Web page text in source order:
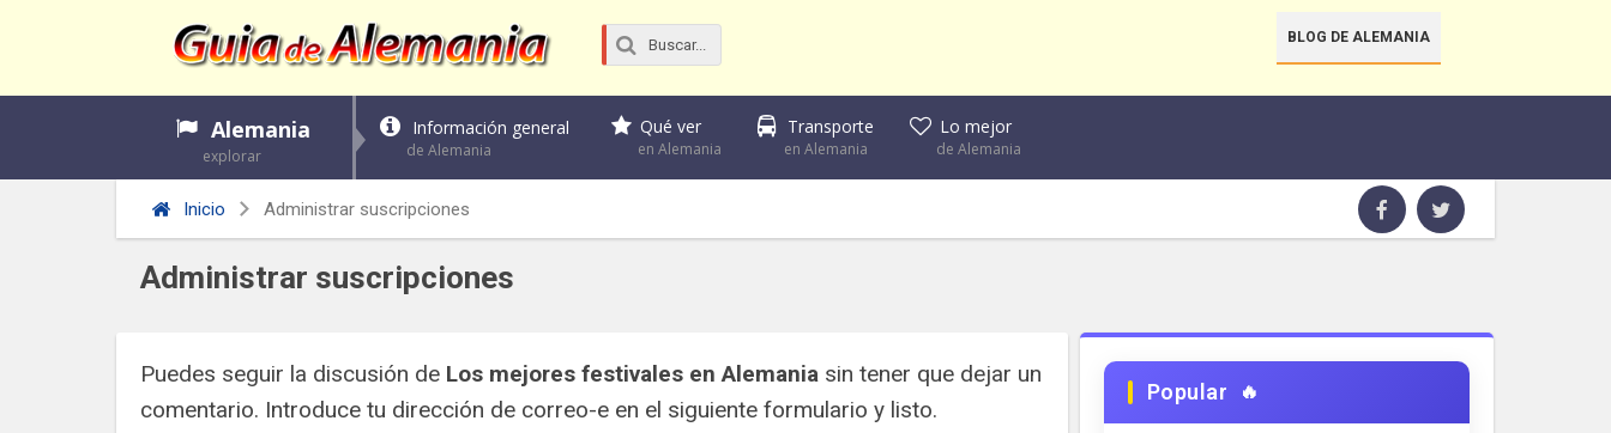
BLOG DE ALEMANIA
Alemania
explorar
Información general
de Alemania
Qué ver
en Alemania
Transporte
en Alemania
Lo mejor
de Alemania
Inicio Administrar suscripciones
Administrar suscripciones
Puedes seguir la discusión de Los mejores festivales en Alemania sin tener que dejar un
comentario. Introduce tu dirección de correo-e en el siguiente formulario y listo.
Popular